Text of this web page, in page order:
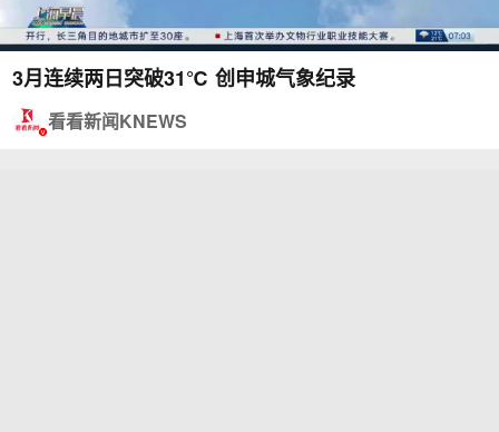
3月连续两日突破31℃ 创申城气象纪录
看看新闻KNEWS